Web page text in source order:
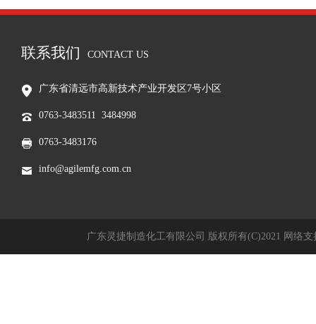
联系我们 CONTACT US
广东省清远市高新技术产业开发区7号小区
0763-3483511 3484998
0763-3483176
info@agilemfg.com.cn
广东灵捷制造化工有限公司 版权所有(C)2021 网络支